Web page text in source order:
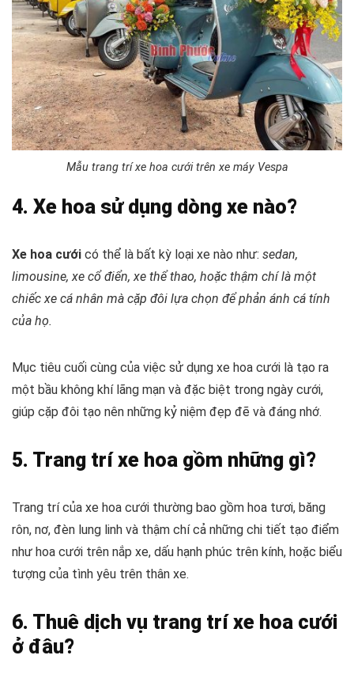
Mẫu trang trí xe hoa cưới trên xe máy Vespa
4. Xe hoa sử dụng dòng xe nào?
Xe hoa cưới có thể là bất kỳ loại xe nào như: sedan,
limousine, xe cổ điển, xe thể thao, hoặc thậm chí là một
chiếc xe cá nhân mà cặp đôi lựa chọn để phản ánh cá tính
của họ.
Mục tiêu cuối cùng của việc sử dụng xe hoa cưới là tạo ra
một bầu không khí lãng mạn và đặc biệt trong ngày cưới,
giúp cặp đôi tạo nên những kỷ niệm đẹp đẽ và đáng nhớ.
5. Trang trí xe hoa gồm những gì?
Trang trí của xe hoa cưới thường bao gồm hoa tươi, băng
rôn, nơ, đèn lung linh và thậm chí cả những chi tiết tạo điểm
như hoa cưới trên nắp xe, dấu hạnh phúc trên kính, hoặc biểu
tượng của tình yêu trên thân xe.
6. Thuê dịch vụ trang trí xe hoa cưới
ở đâu?